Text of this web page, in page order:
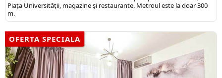
Piața Universității, magazine și restaurante. Metroul este la doar 300
m.
OFERTA SPECIALA